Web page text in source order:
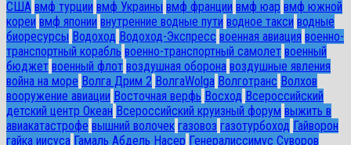
США вмф турции вмф Украины вмф франции вмф юар вмф южной
кореи вмф японии внутренние водные пути водное такси водные
биоресурсы Водоход Водоход-Экспресс военная авиация военно-
транспортный корабль военно-транспортный самолет военный
бюджет военный флот воздушная оборона воздушные явления
война на море Волга Дрим 2 ВолгаWolga Волготранс Волхов
вооружение авиации Восточная верфь Восход Всероссийский
детский центр Океан Всероссийский круизный форум выжить в
авиакатастрофе вышний волочек газовоз газотурбоход Гайворон
гайка иисуса Гамаль Абдель Насер Генералиссимус Суворов